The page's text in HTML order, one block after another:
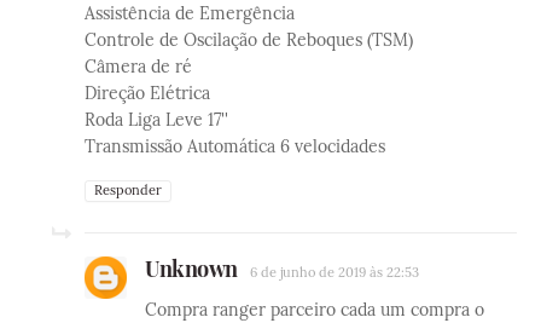
Assistência de Emergência
Controle de Oscilação de Reboques (TSM)
Câmera de ré
Direção Elétrica
Roda Liga Leve 17''
Transmissão Automática 6 velocidades
Responder
Unknown 6 de junho de 2019 às 22:53
Compra ranger parceiro cada um compra o